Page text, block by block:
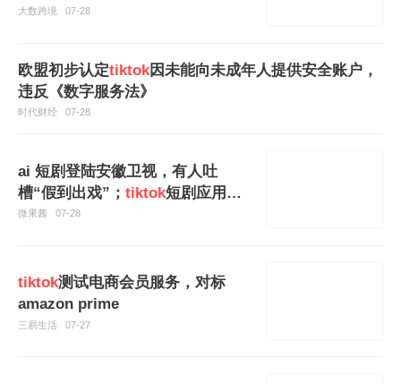
大数跨境 07-28
欧盟初步认定tiktok因未能向未成年人提供安全账户，
违反《数字服务法》
时代财经 07-28
ai 短剧登陆安徽卫视，有人吐
槽“假到出戏”； tiktok短剧应用美
国上线，但要付费
微果酱 07-28
tiktok测试电商会员服务，对标
amazon prime
三易生活 07-27